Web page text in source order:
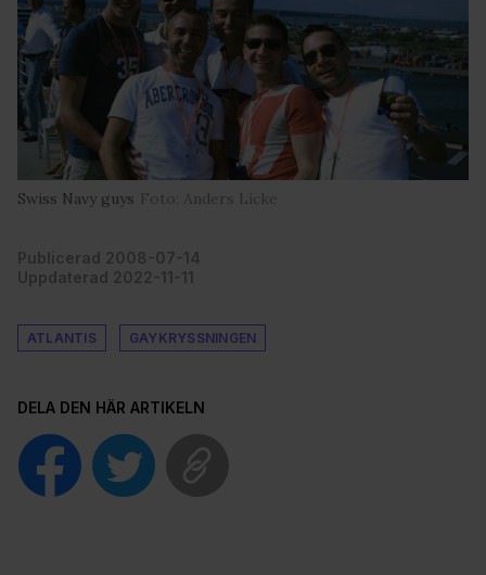
Swiss Navy guys Foto: Anders Licke
Publicerad 2008-07-14
Uppdaterad 2022-11-11
ATLANTIS GAYKRYSSNINGEN
DELA DEN HÄR ARTIKELN